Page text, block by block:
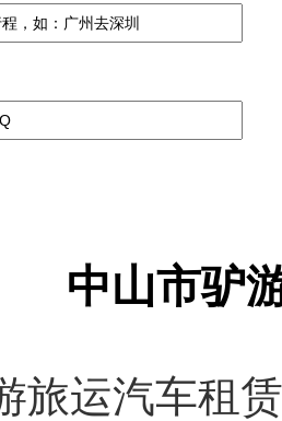
中山市驴
旅运汽车租